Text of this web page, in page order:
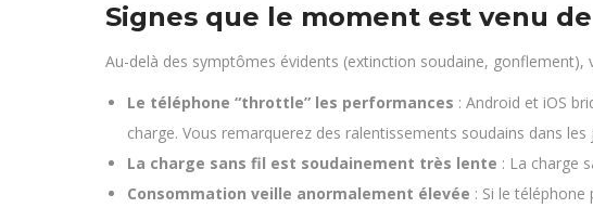
Signes que le moment est venu
Au-delà des symptômes évidents (extinction soudaine, gonflement),
Le téléphone “throttle” les performances : Android et iOS
charge. Vous remarquerez des ralentissements soudains dans
La charge sans fil est soudainement très lente : La charge
Consommation veille anormalement élevée : Si le